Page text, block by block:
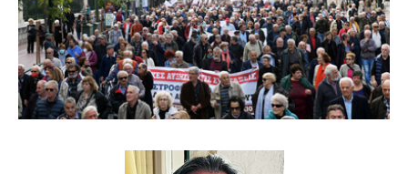
cam
show.desi
xxx
brandi
lyons
teaches
you